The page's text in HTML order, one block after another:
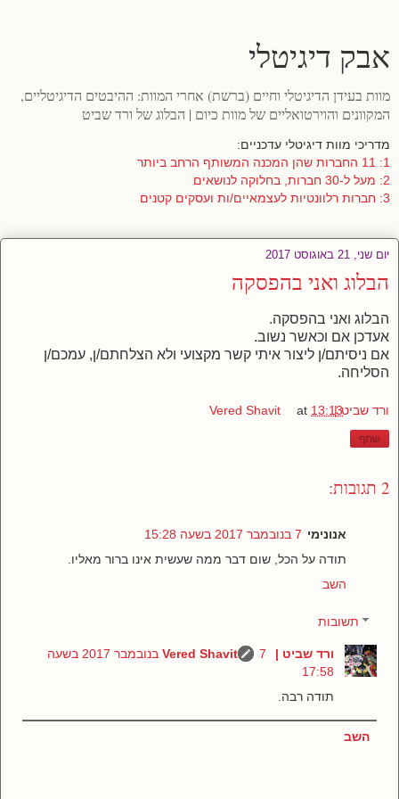
אבק דיגיטלי
מוות בעידן הדיגיטלי וחיים (ברשת) אחרי המוות: ההיבטים הדיגיטליים,
המקוונים והוירטואליים של מוות כיום | הבלוג של ורד שביט
מדריכי מוות דיגיטלי עדכניים:
1: 11 החברות שהן המכנה המשותף הרחב ביותר
2: מעל ל-30 חברות, בחלוקה לנושאים
3: חברות רלוונטיות לעצמאיים/ות ועסקים קטנים
יום שני, 21 באוגוסט 2017
הבלוג ואני בהפסקה
הבלוג ואני בהפסקה.
אעדכן אם וכאשר נשוב.
אם ניסיתם/ן ליצור איתי קשר מקצועי ולא הצלחתם/ן, עמכם/ן
הסליחה.
ורד שביט | Vered Shavit at 13:13
שתף
2 תגובות:
אנונימי 7 בנובמבר 2017 בשעה 15:28
תודה על הכל, שום דבר ממה שעשית אינו ברור מאליו.
השב
תשובות
ורד שביט | Vered Shavit
7 בנובמבר 2017 בשעה
17:58
תודה רבה.
השב